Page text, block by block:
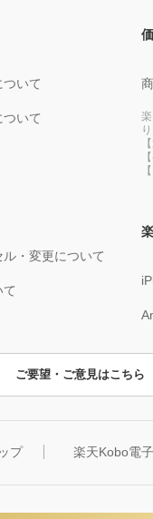
いて
いて
・変更について
ご要望・ご意見はこちら
プ 楽天Kobo電